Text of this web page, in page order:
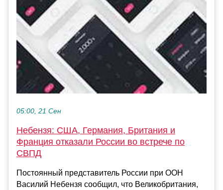
05:00, 21 Сен
Небензя: США, Германия, Британия и
Франция отказали России во встрече по
СВПД
Постоянный представитель России при ООН
Василий Небензя сообщил, что Великобритания,